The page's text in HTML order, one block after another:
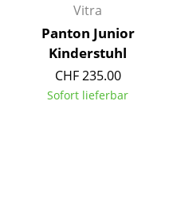
Vitra
Panton Junior
Kinderstuhl
CHF 235.00
Sofort lieferbar